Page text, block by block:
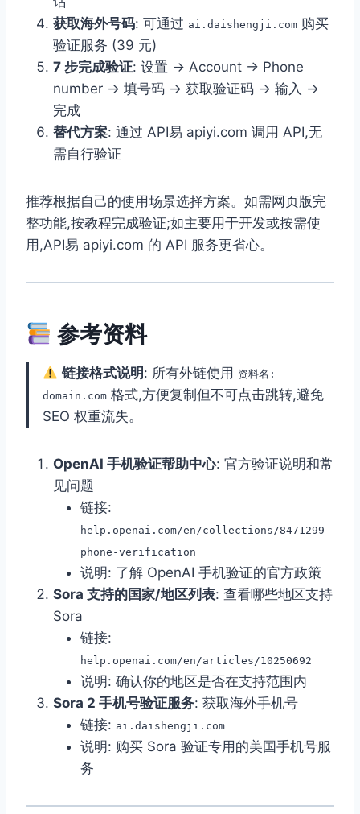
获取海外号码: 可通过 ai.daishengji.com 购买
验证服务 (39 元)
7 步完成验证: 设置 → Account → Phone
number → 填号码 → 获取验证码 → 输入 →
完成
替代方案: 通过 API易 apiyi.com 调用 API,无
需自行验证
推荐根据自己的使用场景选择方案。如需网页版完
整功能,按教程完成验证;如主要用于开发或按需使
用,API易 apiyi.com 的 API 服务更省心。
参考资料
链接格式说明: 所有外链使用 资料名:
domain.com 格式,方便复制但不可点击跳转,避免
SEO 权重流失。
OpenAI 手机验证帮助中心: 官方验证说明和常
见问题
链接:
help.openai.com/en/collections/8471299-
phone-verification
说明: 了解 OpenAI 手机验证的官方政策
Sora 支持的国家/地区列表: 查看哪些地区支持
Sora
链接:
help.openai.com/en/articles/10250692
说明: 确认你的地区是否在支持范围内
Sora 2 手机号验证服务: 获取海外手机号
链接: ai.daishengji.com
说明: 购买 Sora 验证专用的美国手机号服
务